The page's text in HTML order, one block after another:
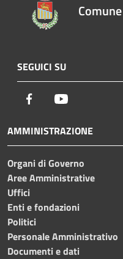
SEGUICI SU
Facebook
AMMINISTRAZIONE
Organi di Governo
Aree Amministrative
Uffici
Enti e fondazioni
Politici
Personale Amministrativo
Documenti e dati